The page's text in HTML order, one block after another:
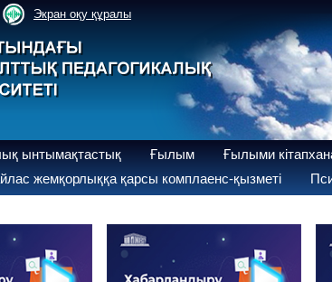
Экран оқу құралы
ынтымақтастық Ғылым Ғылыми
жемқорлыққа қарсы комплаенс-қызметі